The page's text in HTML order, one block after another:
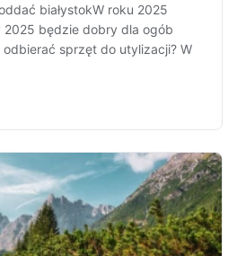
białystokW roku 2025
2025 będzie dobry dla ogób
odbierać sprzęt do utylizacji? W